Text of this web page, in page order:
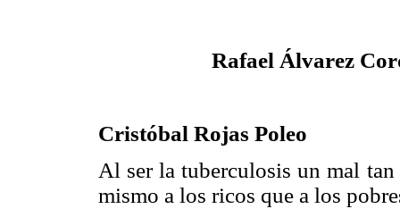
Rafael Álvarez
Cristóbal Rojas Poleo
Al ser la tuberculosis un mal
mismo a los ricos que a los